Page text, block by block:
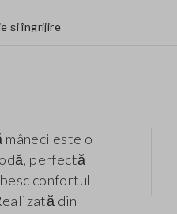
și îngrijire
mâneci este o
perfectă
confortul
din